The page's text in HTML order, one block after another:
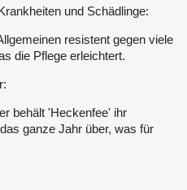
und Schädlinge:
resistent gegen viele
die Pflege erleichtert.
behält 'Heckenfee' ihr
ganze Jahr über, was für